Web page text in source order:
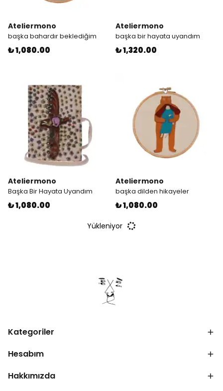
Ateliermono
başka bahardır beklediğim
₺ 1,080.00
Ateliermono
başka bir hayata uyandım
₺ 1,320.00
Ateliermono
Başka Bir Hayata Uyandım
₺ 1,080.00
Ateliermono
başka dilden hikayeler
₺ 1,080.00
Yükleniyor
Kategoriler
Hesabım
Hakkımızda